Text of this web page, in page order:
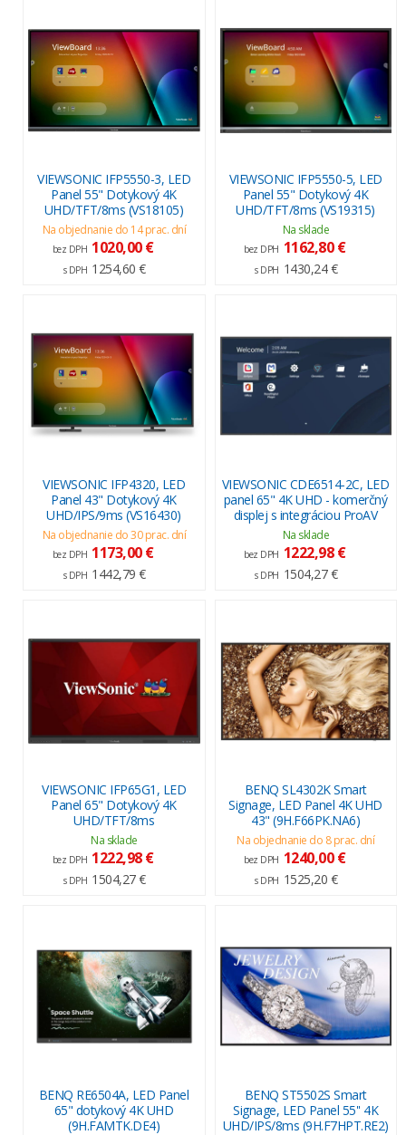
VIEWSONIC IFP5550-3, LED
Panel 55" Dotykový 4K
UHD/TFT/8ms (VS18105)
Na objednanie do 14 prac. dní
bez DPH 1020,00 €
s DPH 1254,60 €
VIEWSONIC IFP5550-5, LED
Panel 55" Dotykový 4K
UHD/TFT/8ms (VS19315)
Na sklade
bez DPH 1162,80 €
s DPH 1430,24 €
VIEWSONIC IFP4320, LED
Panel 43" Dotykový 4K
UHD/IPS/9ms (VS16430)
Na objednanie do 30 prac. dní
bez DPH 1173,00 €
s DPH 1442,79 €
VIEWSONIC CDE6514-2C, LED
panel 65" 4K UHD - komerčný
displej s integráciou ProAV
Na sklade
bez DPH 1222,98 €
s DPH 1504,27 €
VIEWSONIC IFP65G1, LED
Panel 65" Dotykový 4K
UHD/TFT/8ms
Na sklade
bez DPH 1222,98 €
s DPH 1504,27 €
BENQ SL4302K Smart
Signage, LED Panel 4K UHD
43" (9H.F66PK.NA6)
Na objednanie do 8 prac. dní
bez DPH 1240,00 €
s DPH 1525,20 €
BENQ RE6504A, LED Panel
65" dotykový 4K UHD
(9H.FAMTK.DE4)
BENQ ST5502S Smart
Signage, LED Panel 55'' 4K
UHD/IPS/8ms (9H.F7HPT.RE2)